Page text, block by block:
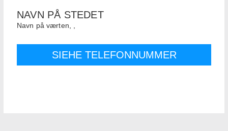
NAVN PÅ STEDET
Navn på værten,
SIEHE TELEFONNUMMER